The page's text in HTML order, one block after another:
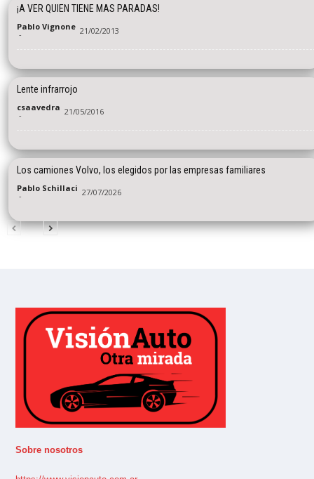
¡A VER QUIEN TIENE MAS PARADAS!
Pablo Vignone
- 21/02/2013
Lente infrarrojo
csaavedra
- 21/05/2016
Los camiones Volvo, los elegidos por las empresas familiares
Pablo Schillaci
- 27/07/2026
Sobre nosotros